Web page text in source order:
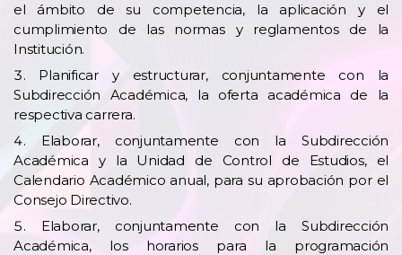
el ámbito de su competencia, la aplicación y el
cumplimiento de las normas y reglamentos de la
Institución.
Planificar y estructurar, conjuntamente con la
Subdirección Académica, la oferta académica de la
respectiva carrera.
Elaborar, conjuntamente con la Subdirección
Académica y la Unidad de Control de Estudios, el
Calendario Académico anual, para su aprobación por el
Consejo Directivo.
Elaborar, conjuntamente con la Subdirección
Académica, los horarios para la programación